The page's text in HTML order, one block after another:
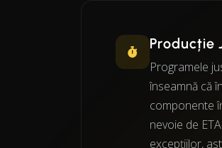
Producție
Programele
înseamnă că
componente
nevoie de
excepțiilor,